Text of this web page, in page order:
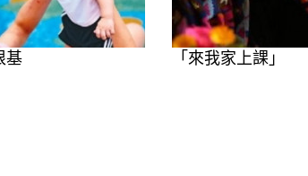
基 「來我家上課」